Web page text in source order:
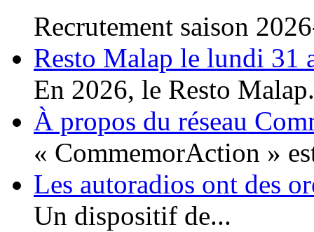
Recrutement saison
Resto Malap le lundi 31
En 2026, le Resto
À propos du réseau
« CommemorAction »
Les autoradios ont des
Un dispositif de...